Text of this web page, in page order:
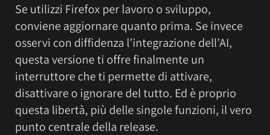
Se utilizzi Firefox per lavoro o sviluppo,
conviene aggiornare quanto prima. Se invece
osservi con diffidenza l’integrazione dell’AI,
questa versione ti offre finalmente un
interruttore che ti permette di attivare,
disattivare o ignorare del tutto. Ed è proprio
questa libertà, più delle singole funzioni, il vero
punto centrale della release.